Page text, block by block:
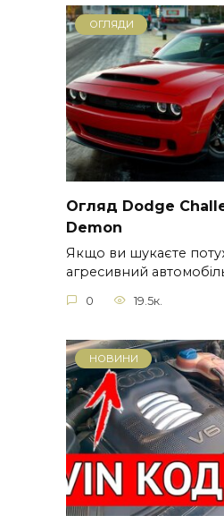
ОГЛЯДИ
Огляд Dodge
Demon
Якщо ви шукаєте
агресивний
0 19.5к.
НОВИНИ